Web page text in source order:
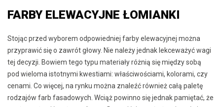
FARBY ELEWACYJNE ŁOMIANKI
Stojąc przed wyborem odpowiedniej farby elewacyjnej można
przyprawić się o zawrót głowy. Nie należy jednak lekceważyć wagi
tej decyzji. Bowiem tego typu materiały różnią się między sobą
pod wieloma istotnymi kwestiami: właściwościami, kolorami, czy
cenami. Co więcej, na rynku można znaleźć również całą paletę
rodzajów farb fasadowych. Wciąż powinno się jednak pamiętać, że